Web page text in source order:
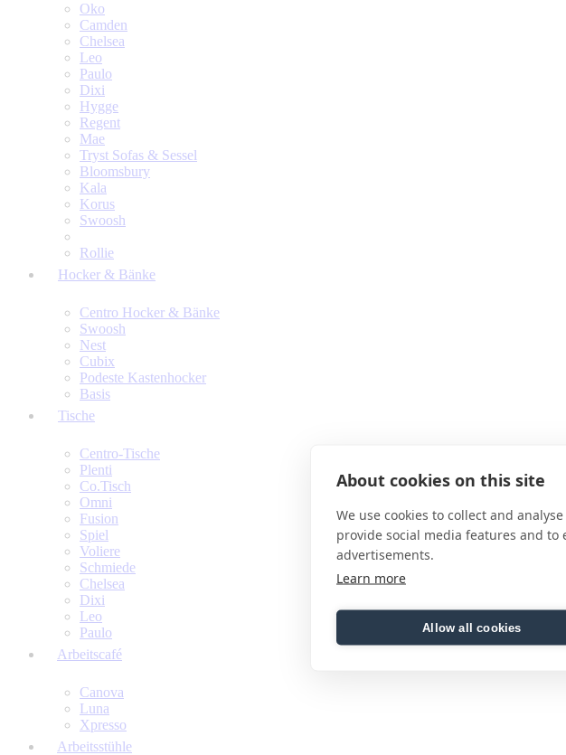
About cookies on this site
We use cookies to collect and
provide social media features and
advertisements.
Learn more
Allow all cookies
Oko
Camden
Chelsea
Leo
Paulo
Dixi
Hygge
Regent
Mae
Tryst Sofas & Sessel
Bloomsbury
Kala
Korus
Swoosh
Rollie
Hocker & Bänke
Centro Hocker & Bänke
Swoosh
Nest
Cubix
Podeste Kastenhocker
Basis
Tische
Centro-Tische
Plenti
Co.Tisch
Omni
Fusion
Spiel
Voliere
Schmiede
Chelsea
Dixi
Leo
Paulo
Arbeitscafé
Canova
Luna
Xpresso
Arbeitsstühle